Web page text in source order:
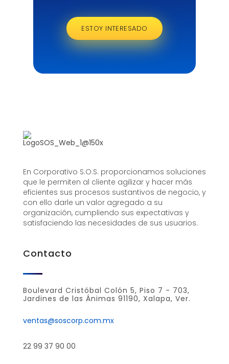
ESTOY INTERESADO
En Corporativo S.O.S. proporcionamos soluciones
que le permiten al cliente agilizar y hacer más
eficientes sus procesos sustantivos de negocio, y
con ello darle un valor agregado a su
organización, cumpliendo sus expectativas y
satisfaciendo las necesidades de sus usuarios.
Contacto
Boulevard Cristóbal Colón 5, Piso 7 - 703,
Jardines de las Ánimas 91190, Xalapa, Ver.
ventas@soscorp.com.mx
22 99 37 90 00